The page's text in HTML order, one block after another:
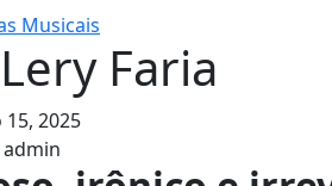
Musicais
Faria
15, 2025
admin